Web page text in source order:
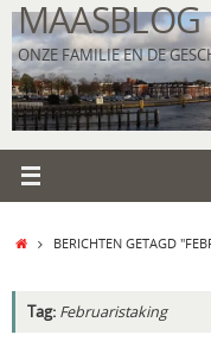
Ga
naar
de
inhoud
MAASBLOG
ONZE FAMILIE EN DE
HOMEBERICHTEN GETAGD
Tag: Februaristaking